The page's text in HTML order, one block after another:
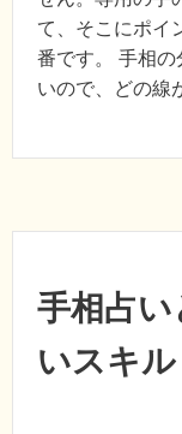
て、そこにポイ
番です。 手相
いので、どの線
手相占
いスキル